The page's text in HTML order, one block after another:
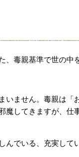
毒親基準で世の
ません。毒親は
してきますが、
でいる、充実し